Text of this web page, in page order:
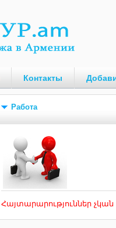
Контакты
Работа
Հայտարարություններ չկան